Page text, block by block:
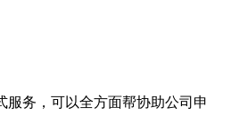
服务，可以全方面帮协助公司申